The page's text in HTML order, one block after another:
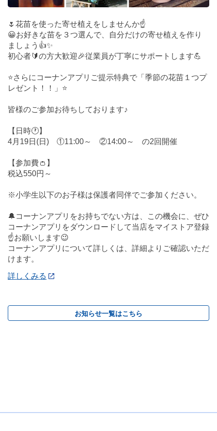
🌷花苗を使った寄せ植えをしませんか☝️
😀お好きな苗を３つ選んで、自分だけの寄せ植えを作り
ましょう👍✨
初心者🔰の方大歓迎🎉従業員が丁寧にサポートします💪
⭐さらにコーナンアプリご提示特典で「季節の花苗１つプ
レゼント！！」⭐
皆様のご参加お待ちしております♪
【日時🕐】
4月19日(日) ①11:00～ ②14:00～ の2回開催
【参加費👛】
税込550円～
※小学生以下のお子様は保護者同伴でご参加ください。
🔔コーナンアプリをお持ちでない方は、この機会に、ぜひ
コーナンアプリをダウンロードして当店をマイストア登録
☝️お願いします😉
コーナンアプリについて詳しくは、詳細よりご確認いただ
けます。
詳しくみる
お知らせ一覧はこちら